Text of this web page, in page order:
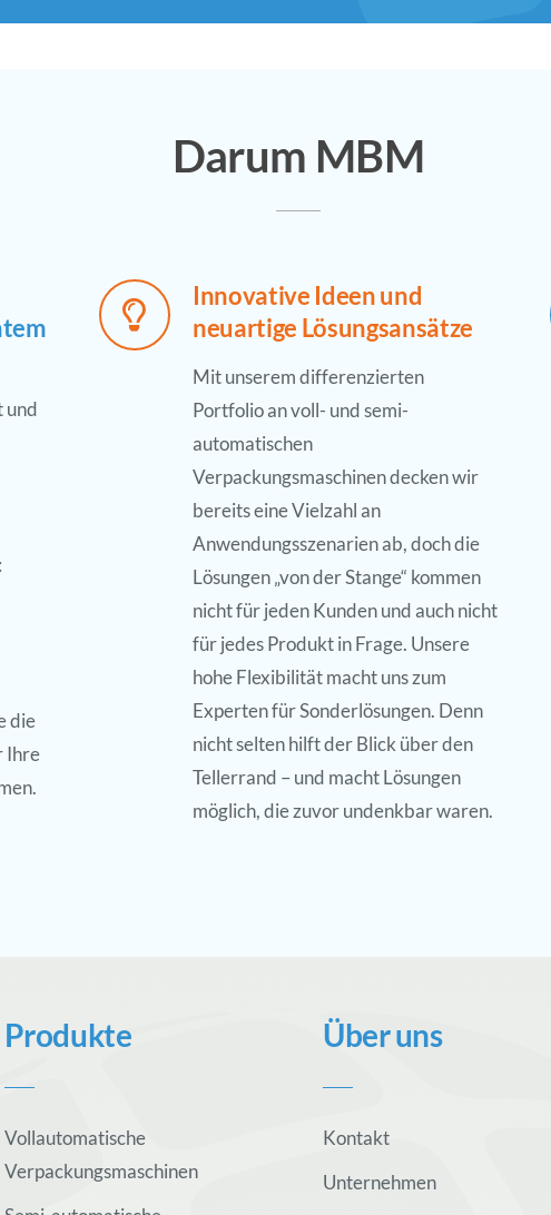
Darum MBM
und
die
Ihre
Innovative Ideen und
neuartige Lösungsansätze
Mit unserem differenzierten
Portfolio an voll- und semi-
automatischen
Verpackungsmaschinen decken wir
bereits eine Vielzahl an
Anwendungsszenarien ab, doch die
Lösungen „von der Stange“ kommen
nicht für jeden Kunden und auch nicht
für jedes Produkt in Frage. Unsere
hohe Flexibilität macht uns zum
Experten für Sonderlösungen. Denn
nicht selten hilft der Blick über den
Tellerrand – und macht Lösungen
möglich, die zuvor undenkbar waren.
Produkte
Vollautomatische
Verpackungsmaschinen
Über uns
Kontakt
Unternehmen